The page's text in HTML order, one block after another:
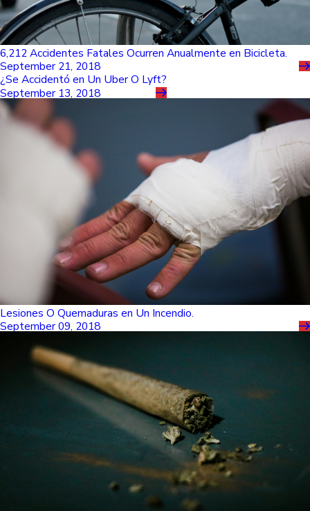
6,212 Accidentes Fatales Ocurren Anualmente en Bicicleta.
September 21, 2018
¿Se Accidentó en Un Uber O Lyft?
September 13, 2018
Lesiones O Quemaduras en Un Incendio.
September 09, 2018